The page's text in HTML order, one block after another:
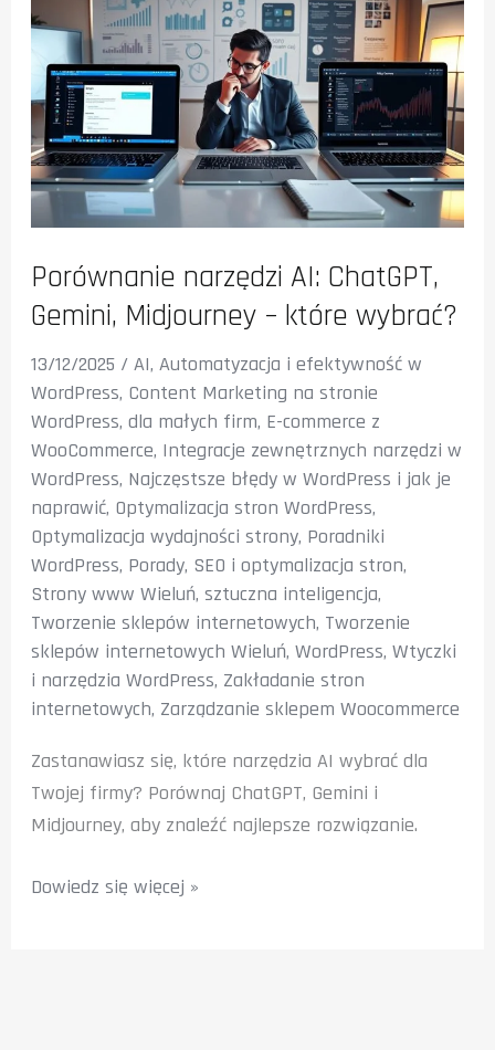
Porównanie narzędzi AI: ChatGPT,
Gemini, Midjourney – które wybrać?
13/12/2025 /AI,Automatyzacja i efektywność w
WordPress, Content Marketing na stronie
WordPress,dla małych firm, E-commerce z
WooCommerce, Integracje zewnętrznych narzędzi w
WordPress, Najczęstsze błędy w WordPress i jak je
naprawić, Optymalizacja stron WordPress,
Optymalizacja wydajności strony, Poradniki
WordPress, Porady, SEO i optymalizacja stron,
Strony www Wieluń,sztuczna inteligencja,
Tworzenie sklepów internetowych, Tworzenie
sklepów internetowych Wieluń,WordPress,Wtyczki
i narzędzia WordPress, Zakładanie stron
internetowych, Zarządzanie sklepem Woocommerce
Zastanawiasz się, które narzędzia AI wybrać dla
Twojej firmy? Porównaj ChatGPT, Gemini i
Midjourney, aby znaleźć najlepsze rozwiązanie.
Porównanie
Dowiedz się więcej »